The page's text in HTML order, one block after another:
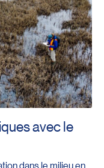
avec le
dans le milieu en